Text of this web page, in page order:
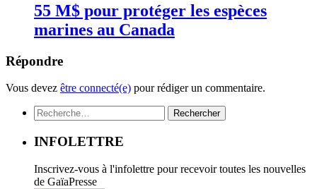
55 M$ pour protéger les espèces
marines au Canada
Répondre
Vous devez être connecté(e) pour rédiger un commentaire.
Rechercher :
INFOLETTRE
Inscrivez-vous à l'infolettre pour recevoir toutes les nouvelles
de GaïaPresse